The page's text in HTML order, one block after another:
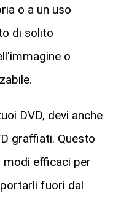
o a un uso
di solito
o
DVD, devi anche
graffiati. Questo
modi efficaci per
fuori dal